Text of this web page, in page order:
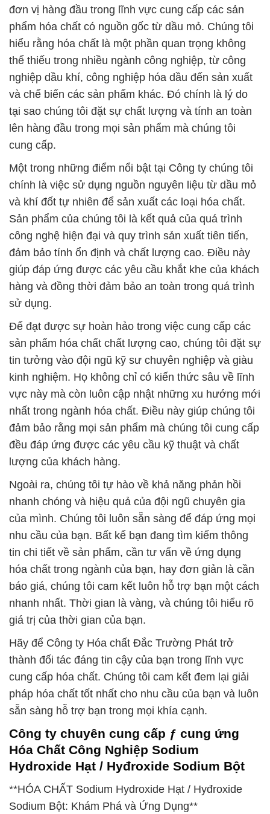
đơn vị hàng đầu trong lĩnh vực cung cấp các sản
phẩm hóa chất có nguồn gốc từ dầu mỏ. Chúng tôi
hiểu rằng hóa chất là một phần quan trọng không
thể thiếu trong nhiều ngành công nghiệp, từ công
nghiệp dầu khí, công nghiệp hóa dầu đến sản xuất
và chế biến các sản phẩm khác. Đó chính là lý do
tại sao chúng tôi đặt sự chất lượng và tính an toàn
lên hàng đầu trong mọi sản phẩm mà chúng tôi
cung cấp.
Một trong những điểm nổi bật tại Công ty chúng tôi
chính là việc sử dụng nguồn nguyên liệu từ dầu mỏ
và khí đốt tự nhiên để sản xuất các loại hóa chất.
Sản phẩm của chúng tôi là kết quả của quá trình
công nghệ hiện đại và quy trình sản xuất tiên tiến,
đảm bảo tính ổn định và chất lượng cao. Điều này
giúp đáp ứng được các yêu cầu khắt khe của khách
hàng và đồng thời đảm bảo an toàn trong quá trình
sử dụng.
Để đạt được sự hoàn hảo trong việc cung cấp các
sản phẩm hóa chất chất lượng cao, chúng tôi đặt sự
tin tưởng vào đội ngũ kỹ sư chuyên nghiệp và giàu
kinh nghiệm. Họ không chỉ có kiến thức sâu về lĩnh
vực này mà còn luôn cập nhật những xu hướng mới
nhất trong ngành hóa chất. Điều này giúp chúng tôi
đảm bảo rằng mọi sản phẩm mà chúng tôi cung cấp
đều đáp ứng được các yêu cầu kỹ thuật và chất
lượng của khách hàng.
Ngoài ra, chúng tôi tự hào về khả năng phản hồi
nhanh chóng và hiệu quả của đội ngũ chuyên gia
của mình. Chúng tôi luôn sẵn sàng để đáp ứng mọi
nhu cầu của bạn. Bất kể bạn đang tìm kiếm thông
tin chi tiết về sản phẩm, cần tư vấn về ứng dụng
hóa chất trong ngành của bạn, hay đơn giản là cần
báo giá, chúng tôi cam kết luôn hỗ trợ bạn một cách
nhanh nhất. Thời gian là vàng, và chúng tôi hiểu rõ
giá trị của thời gian của bạn.
Hãy để Công ty Hóa chất Đắc Trường Phát trở
thành đối tác đáng tin cậy của bạn trong lĩnh vực
cung cấp hóa chất. Chúng tôi cam kết đem lại giải
pháp hóa chất tốt nhất cho nhu cầu của bạn và luôn
sẵn sàng hỗ trợ bạn trong mọi khía cạnh.
Công ty chuyên cung cấp ƒ cung ứng
Hóa Chất Công Nghiệp Sodium
Hydroxide Hạt / Hyđroxide Sodium Bột
**HÓA CHẤT Sodium Hydroxide Hạt / Hyđroxide
Sodium Bột: Khám Phá và Ứng Dụng**